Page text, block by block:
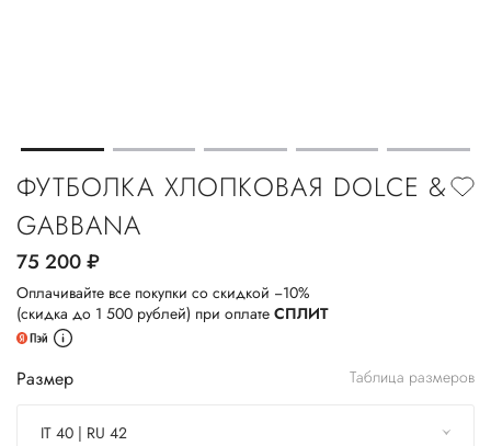
ФУТБОЛКА ХЛОПКОВАЯ DOLCE &
GABBANA
75 200руб.
Оплачивайте все покупки со скидкой −10%
(скидка до 1 500 рублей) при оплате СПЛИТ
Размер Таблица размеров
IT 40 | RU 42